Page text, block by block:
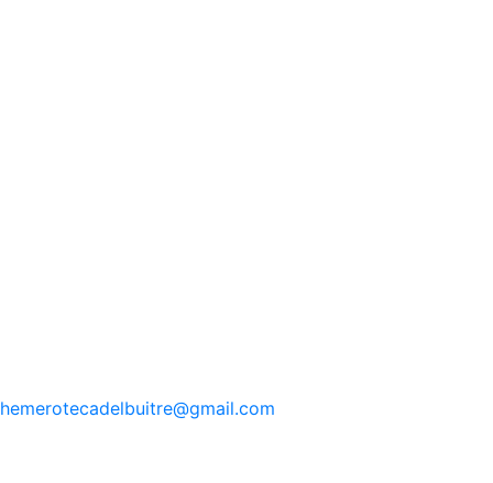
hemerotecadelbuitre@gmail.com